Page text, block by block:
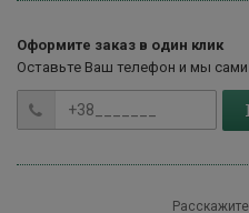
Оформите заказ в один клик
Оставьте Ваш телефон и мы